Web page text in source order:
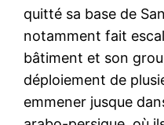
quitté sa base de
notamment fait
bâtiment et son
déploiement de
emmener jusque